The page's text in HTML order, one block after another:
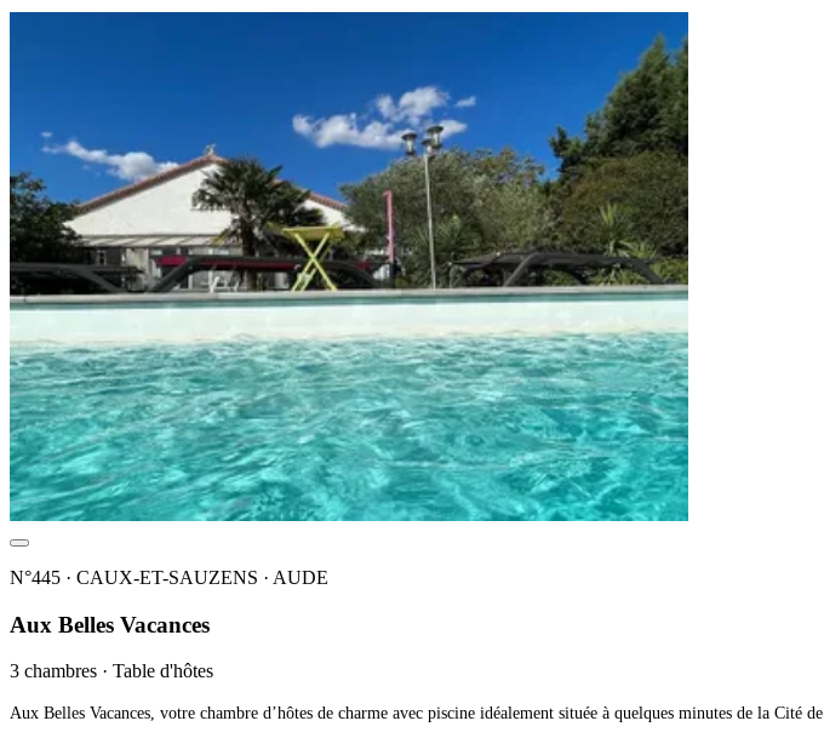
N°445 · CAUX-ET-SAUZENS · AUDE
Aux Belles Vacances
3 chambres · Table d'hôtes